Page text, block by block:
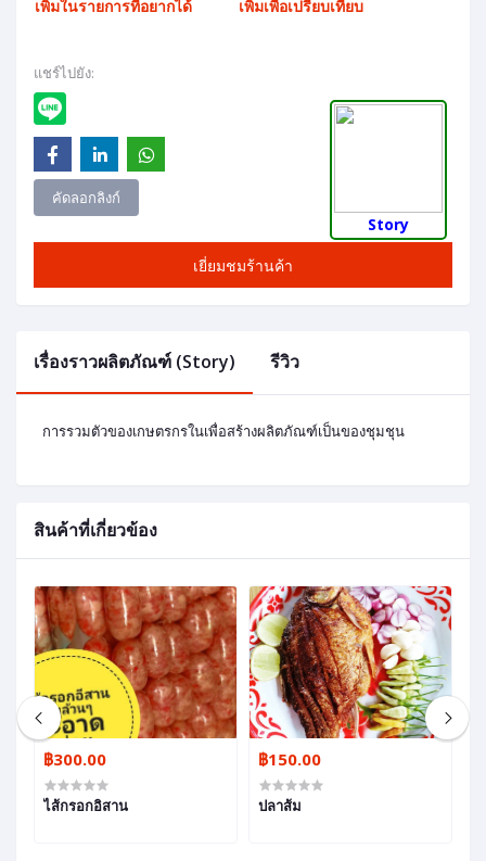
เพิ่มในรายการที่อยากได้ เพิ่มเพื่อเปรียบเทียบ
แชร์ไปยัง:
คัดลอกลิงก์
เยี่ยมชมร้านค้า
Story
เรื่องราวผลิตภัณฑ์ (Story) รีวิว
การรวมตัวของเกษตรกรในเพื่อสร้างผลิตภัณฑ์เป็นของชุมชุน
สินค้าที่เกี่ยวข้อง
฿300.00
ไส้กรอกอิสาน
฿150.00
ปลาส้ม